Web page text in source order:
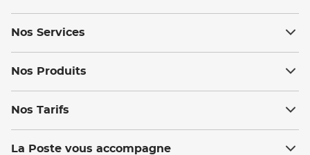
Nos Services
Nos Produits
Nos Tarifs
La Poste vous accompagne